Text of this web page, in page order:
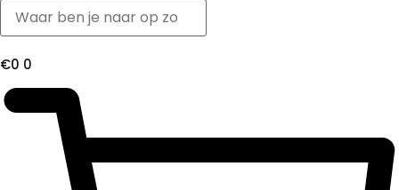
€0 0